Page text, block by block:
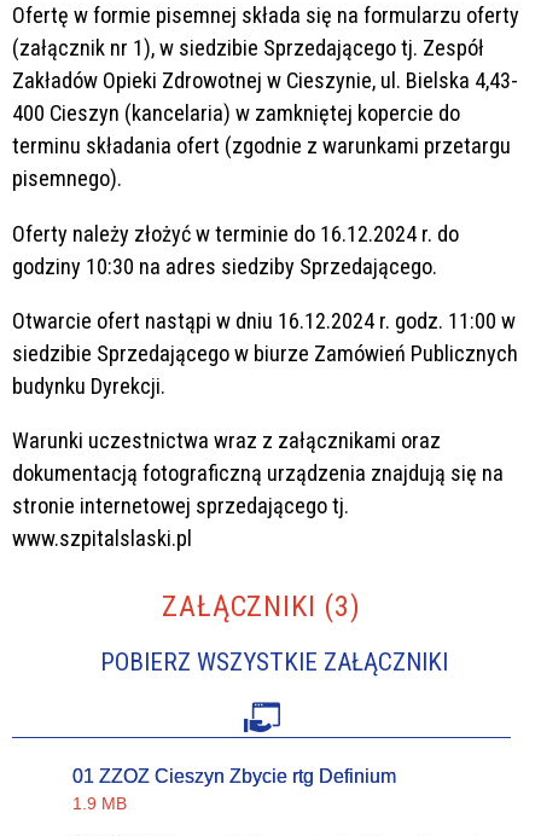
Ofertę w formie pisemnej składa się na formularzu oferty
(załącznik nr 1), w siedzibie Sprzedającego tj. Zespół
Zakładów Opieki Zdrowotnej w Cieszynie, ul. Bielska 4,43-
400 Cieszyn (kancelaria) w zamkniętej kopercie do
terminu składania ofert (zgodnie z warunkami przetargu
pisemnego).
Oferty należy złożyć w terminie do 16.12.2024 r. do
godziny 10:30 na adres siedziby Sprzedającego.
Otwarcie ofert nastąpi w dniu 16.12.2024 r. godz. 11:00 w
siedzibie Sprzedającego w biurze Zamówień Publicznych
budynku Dyrekcji.
Warunki uczestnictwa wraz z załącznikami oraz
dokumentacją fotograficzną urządzenia znajdują się na
stronie internetowej sprzedającego tj.
www.szpitalslaski.pl
ZAŁĄCZNIKI (3)
POBIERZ WSZYSTKIE ZAŁĄCZNIKI
01 ZZOZ Cieszyn Zbycie rtg Definium
1.9 MB